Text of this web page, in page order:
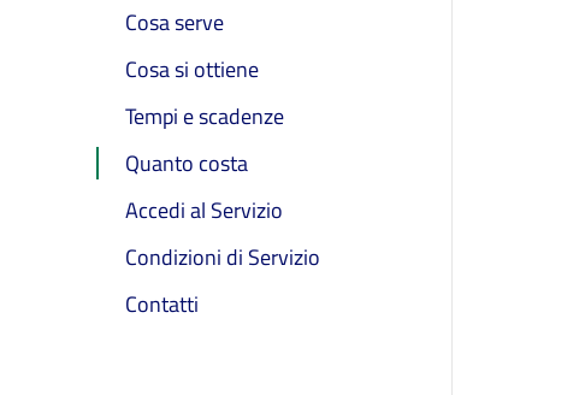
Cosa serve
Cosa si ottiene
Tempi e scadenze
Quanto costa
Accedi al Servizio
Condizioni di Servizio
Contatti